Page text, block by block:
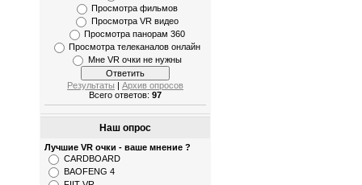
Просмотра фильмов
Просмотра VR видео
Просмотра панорам 360
Просмотра телеканалов онлайн
Мне VR очки не нужны
Результаты
Архив опросов
Всего ответов: 97
Наш опрос
Лучшие VR очки - ваше мнение ?
CARDBOARD
BAOFENG 4